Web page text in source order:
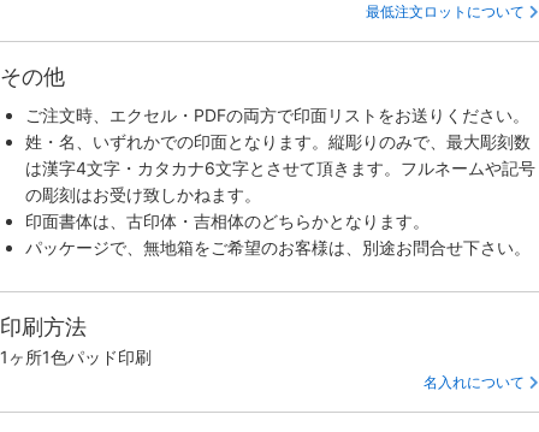
最低注文ロットについて
その他
ご注文時、エクセル・PDFの両方で印面リストをお送りください。
姓・名、いずれかでの印面となります。縦彫りのみで、最大彫刻数
は漢字4文字・カタカナ6文字とさせて頂きます。フルネームや記号
の彫刻はお受け致しかねます。
印面書体は、古印体・吉相体のどちらかとなります。
パッケージで、無地箱をご希望のお客様は、別途お問合せ下さい。
印刷方法
1ヶ所1色パッド印刷
名入れについて